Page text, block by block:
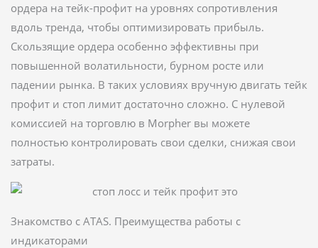
ордера на тейк-профит на уровнях сопротивления
вдоль тренда, чтобы оптимизировать прибыль.
Скользящие ордера особенно эффективны при
повышенной волатильности, бурном росте или
падении рынка. В таких условиях вручную двигать тейк
профит и стоп лимит достаточно сложно. С нулевой
комиссией на торговлю в Morpher вы можете
полностью контролировать свои сделки, снижая свои
затраты.
Знакомство с ATAS. Преимущества работы с
индикаторами